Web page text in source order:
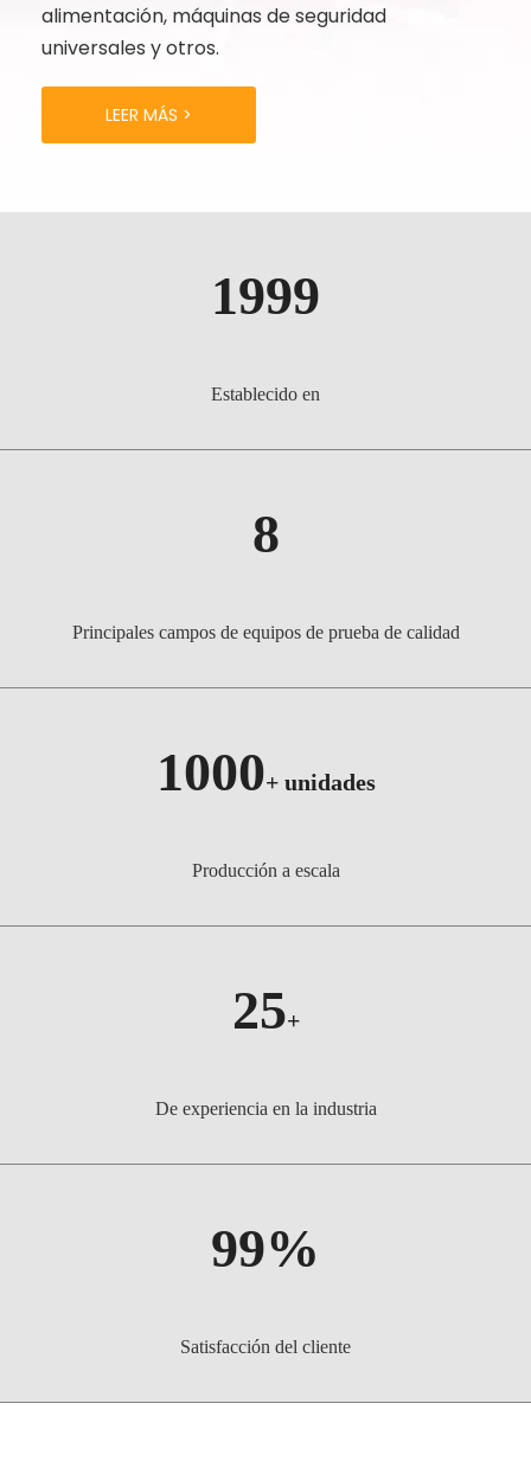
alimentación, máquinas de seguridad
universales y otros.
LEER MÁS >
1999
Establecido en
8
Principales campos de equipos de prueba de calidad
1000+ unidades
Producción a escala
25+
De experiencia en la industria
99%
Satisfacción del cliente